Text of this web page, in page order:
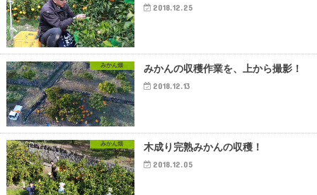
2018.12.25
みかん畑 みかんの収穫作業を、上から撮影！
2018.12.13
みかん畑 木成り完熟みかんの収穫！
2018.12.05